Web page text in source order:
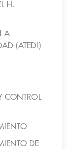
H.
A
(ATEDI)
CONTROL
DE